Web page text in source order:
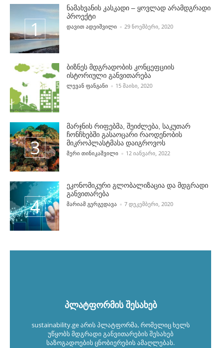
ნამახვანის კასკადი – ყოვლად არამდგრადი
პროექტი
POSTED BY
ᲓᲐᲕᲘᲗ ᲐᲓᲔᲘᲨᲕᲘᲚᲘ 29 ᲜᲝᲔᲛᲑᲔᲠᲘ, 2020
ბიზნეს მდგრადობის კონცეფციის
ისტორიული განვითარება
POSTED BY
ᲚᲔᲕᲐᲜ ᲤᲐᲜᲒᲐᲜᲘ 15 ᲛᲐᲘᲡᲘ, 2020
მარჯნის რიფებმა, შეიძლება, საკუთარ
ჩონჩხებში გასაოცარი რაოდენობის
მიკროპლასტმასა დაიგროვოს
POSTED BY
ᲛᲔᲠᲘ ᲗᲘᲜᲘᲙᲐᲨᲕᲘᲚᲘ 12 ᲘᲐᲜᲕᲐᲠᲘ, 2022
ეკონომიკური გლობალიზაცია და მდგრადი
განვითარება
POSTED BY
ᲛᲐᲠᲘᲐᲛ ᲒᲔᲠᲒᲔᲓᲐᲕᲐ 7 ᲓᲔᲙᲔᲛᲑᲔᲠᲘ, 2020
პლატფორმის შესახებ
sustainability.ge არის პლატფორმა, რომელიც ხელს
უწყობს მდგრადი განვითარების შესახებ
საზოგადოების ცნობიერების ამაღლებას.